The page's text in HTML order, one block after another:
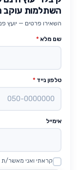
השתלמות עוקב
השאירו פרטים — יועץ
שם מלא *
טלפון נייד *
אימייל
Website
קראתי ואני מאשר/ת